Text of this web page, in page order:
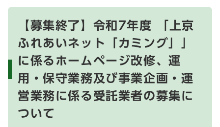
【募集終了】令和7年度 「上京
ふれあいネット「カミング」」
に係るホームページ改修、運
用・保守業務及び事業企画・運
営業務に係る受託業者の募集に
ついて